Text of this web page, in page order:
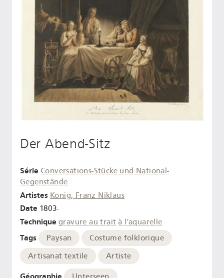
Der Abend-Sitz
Série Conversations-Stücke und National-
Gegenstände
Artistes König, Franz Niklaus
Date 1803-
Technique gravure au trait à l'aquarelle
Tags Paysan
Costume folklorique
Artisanat textile
Artiste
Géographie